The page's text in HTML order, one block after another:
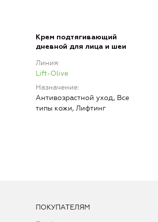
Крем подтягивающий
дневной для лица и шеи
Линия
Lift-Olive
Назначение
Антивозрастной уход, Все
типы кожи, Лифтинг
ПОКУПАТЕЛЯМ